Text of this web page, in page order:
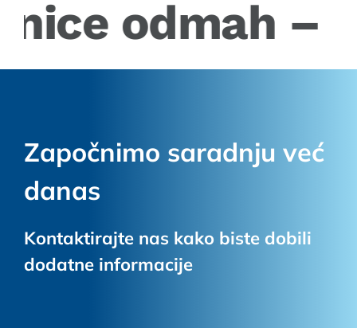
odmah – Za
Započnimo saradnju već
danas
Kontaktirajte nas kako biste dobili
dodatne informacije